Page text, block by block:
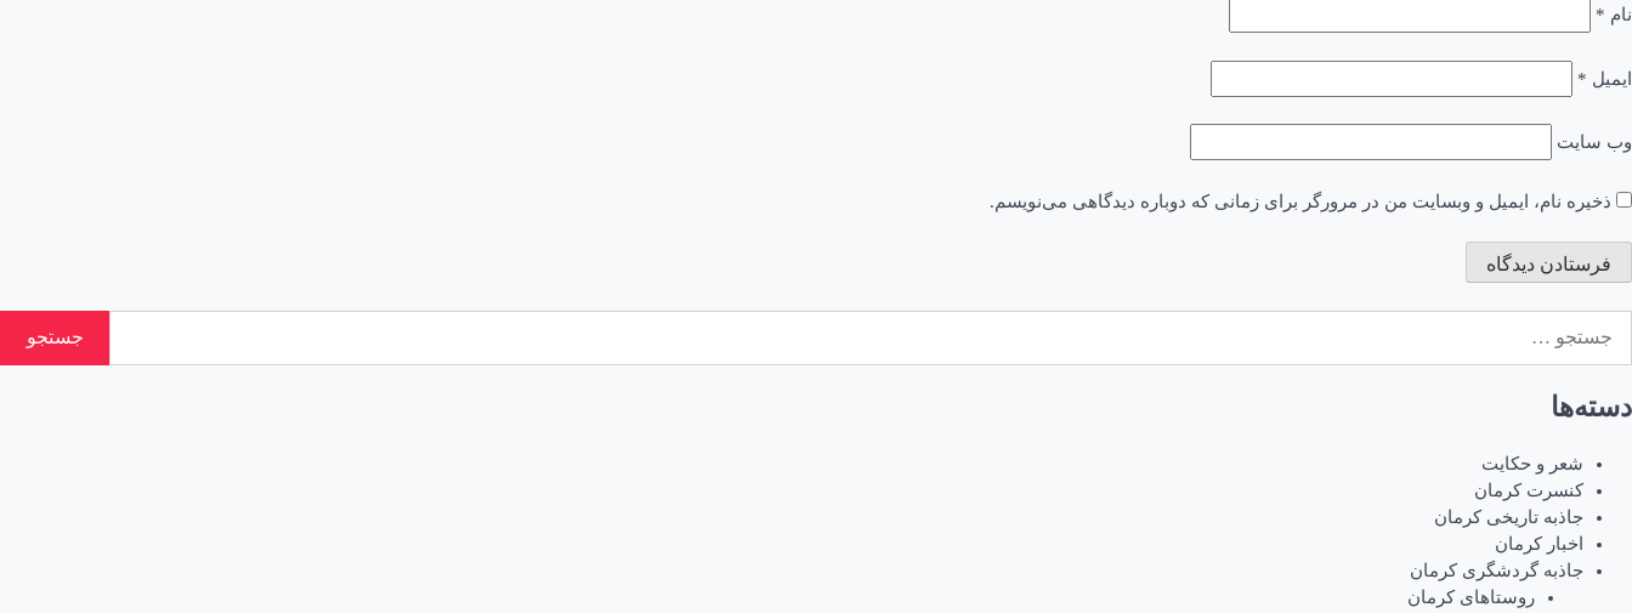
نام *
ایمیل *
وب‌ سایت
ذخیره نام، ایمیل و وبسایت من در مرورگر برای زمانی که دوباره دیدگاهی می‌نویسم.
برای:
دسته‌ها
شعر و حکایت
کنسرت کرمان
جاذبه تاریخی کرمان
اخبار کرمان
جاذبه گردشگری کرمان
روستاهای کرمان